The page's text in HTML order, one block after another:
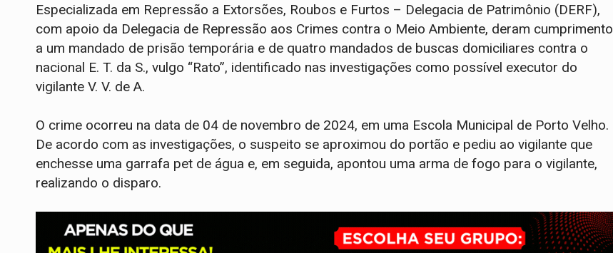
Especializada em Repressão a Extorsões, Roubos e Furtos – Delegacia de Patrimônio (DERF),
com apoio da Delegacia de Repressão aos Crimes contra o Meio Ambiente, deram cumprimento
a um mandado de prisão temporária e de quatro mandados de buscas domiciliares contra o
nacional E. T. da S., vulgo “Rato”, identificado nas investigações como possível executor do
vigilante V. V. de A.
O crime ocorreu na data de 04 de novembro de 2024, em uma Escola Municipal de Porto Velho.
De acordo com as investigações, o suspeito se aproximou do portão e pediu ao vigilante que
enchesse uma garrafa pet de água e, em seguida, apontou uma arma de fogo para o vigilante,
realizando o disparo.